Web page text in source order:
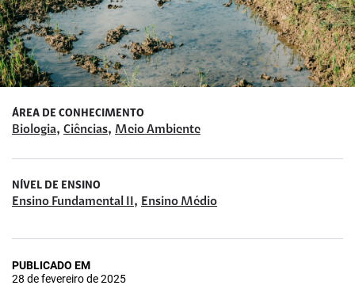
ÁREA DE CONHECIMENTO
Biologia, Ciências, Meio Ambiente
NÍVEL DE ENSINO
Ensino Fundamental II, Ensino Médio
PUBLICADO EM
28 de fevereiro de 2025